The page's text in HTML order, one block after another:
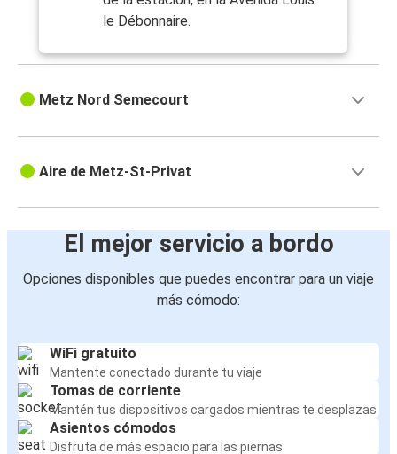
le Débonnaire.
Metz Nord Semecourt
Aire de Metz-St-Privat
El mejor servicio a bordo
Opciones disponibles que puedes encontrar para un viaje
más cómodo:
WiFi gratuito
Mantente conectado durante tu viaje
Tomas de corriente
Mantén tus dispositivos cargados mientras te desplazas
Asientos cómodos
Disfruta de más espacio para las piernas